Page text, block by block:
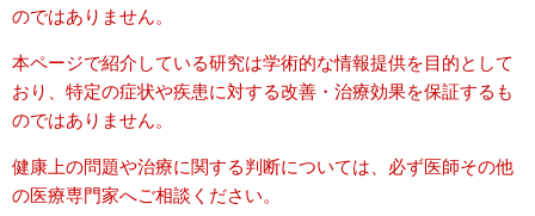
のではありません。
本ページで紹介している研究は学術的な情報提供を目的として
おり、特定の症状や疾患に対する改善・治療効果を保証するも
のではありません。
健康上の問題や治療に関する判断については、必ず医師その他
の医療専門家へご相談ください。